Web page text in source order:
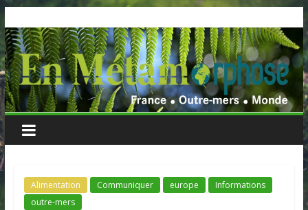
to
content
Alimentation Communiquer europe
Informations
outre-mers